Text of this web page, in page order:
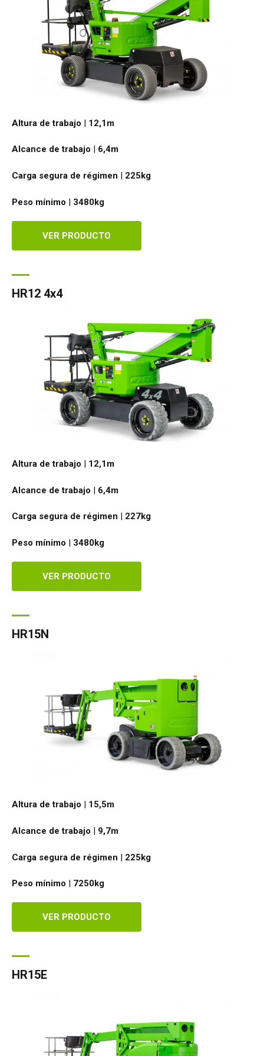
Altura de trabajo | 12,1m
Alcance de trabajo | 6,4m
Carga segura de régimen | 225kg
Peso mínimo | 3480kg
VER PRODUCTO
HR12 4x4
Altura de trabajo | 12,1m
Alcance de trabajo | 6,4m
Carga segura de régimen | 227kg
Peso mínimo | 3480kg
VER PRODUCTO
HR15N
Altura de trabajo | 15,5m
Alcance de trabajo | 9,7m
Carga segura de régimen | 225kg
Peso mínimo | 7250kg
VER PRODUCTO
HR15E